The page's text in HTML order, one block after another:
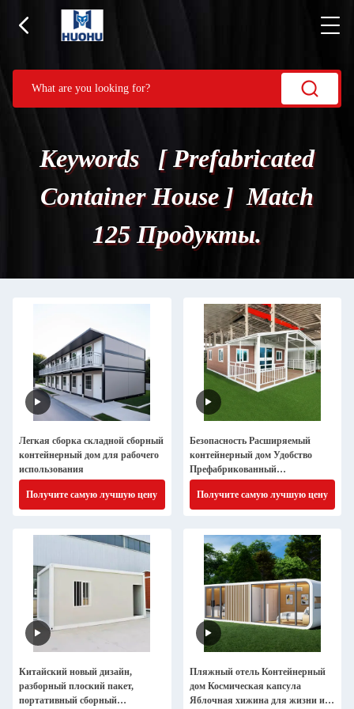
Keywords [ Prefabricated
Container House ] Match
125 Продукты.
Легкая сборка складной сборный
контейнерный дом для рабочего
использования
Получите самую лучшую цену
Безопасность Расширяемый
контейнерный дом Удобство
Префабрикованный
контейнерный дом
Получите самую лучшую цену
Китайский новый дизайн,
разборный плоский пакет,
портативный сборный
Пляжный отель Контейнерный
дом Космическая капсула
Яблочная хижина для жизни и